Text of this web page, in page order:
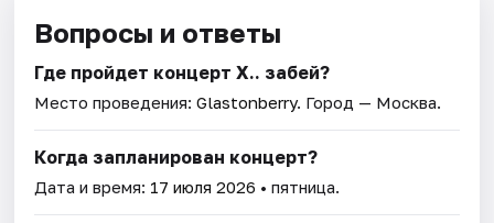
Вопросы и ответы
Где пройдет концерт Х.. забей?
Место проведения:Glastonberry. Город — Москва.
Когда запланирован концерт?
Дата и время: 17 июля 2026 • пятница.